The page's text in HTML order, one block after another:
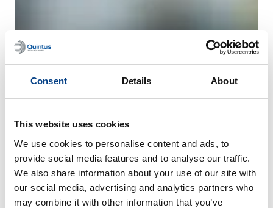
Consent Details About
This website uses cookies
We use cookies to personalise content and ads, to
provide social media features and to analyse our traffic.
We also share information about your use of our site with
our social media, advertising and analytics partners who
may combine it with other information that you’ve
TÉMOIGNAGES DE CLIENTS
Quintus aide Trestad Laser à étendre son
marché et à améliorer sa productivité